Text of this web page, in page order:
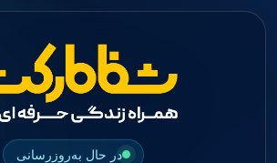
در حال به‌روزرسانی
جستجو
Impression Coping